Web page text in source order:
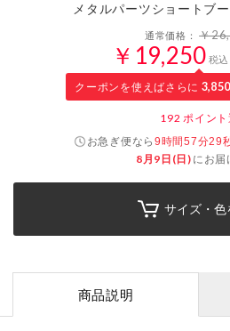
メタルパーツショートブ
通常価格：￥
￥19,250 税込
クーポンを使えばさらに 3,850
192 ポイン
お急ぎ便なら9時間57分28
8月9日(日) にお届
サイズ・色
商品説明